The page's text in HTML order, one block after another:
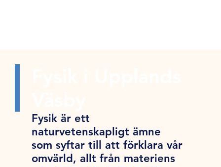
Fysik är ett
naturvetenskapligt ämne
som syftar till att förklara vår
omvärld, allt från materiens